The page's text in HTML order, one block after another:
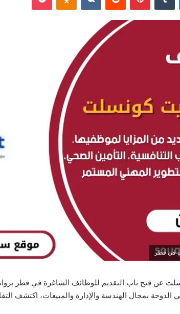
في قطر
بمجال الهندسة والإدارة والمبيعات، اكتشف